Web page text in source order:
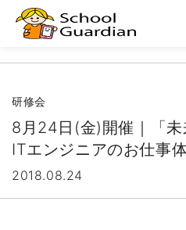
シ
キ
研修会
8月24日(金)開催｜「未
ITエンジニアのお仕事体
2018.08.24